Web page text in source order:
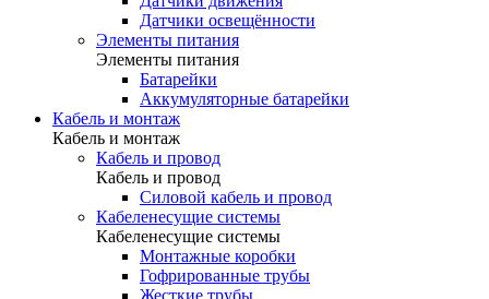
Датчики освещённости
Элементы питания
Элементы питания
Батарейки
Аккумуляторные батарейки
Кабель и монтаж
Кабель и монтаж
Кабель и провод
Кабель и провод
Силовой кабель и провод
Кабеленесущие системы
Кабеленесущие системы
Монтажные коробки
Гофрированные трубы
Жесткие трубы